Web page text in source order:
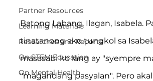
Partner Resources
Learning Materials
Researches and Reports
On STEM Education
On Mental Health
Batong Labang, Ilagan, Isabela.
tinatanong ako tungkol sa
masasabi ko lang ay "syempre
"magandang pasyalan". Pero